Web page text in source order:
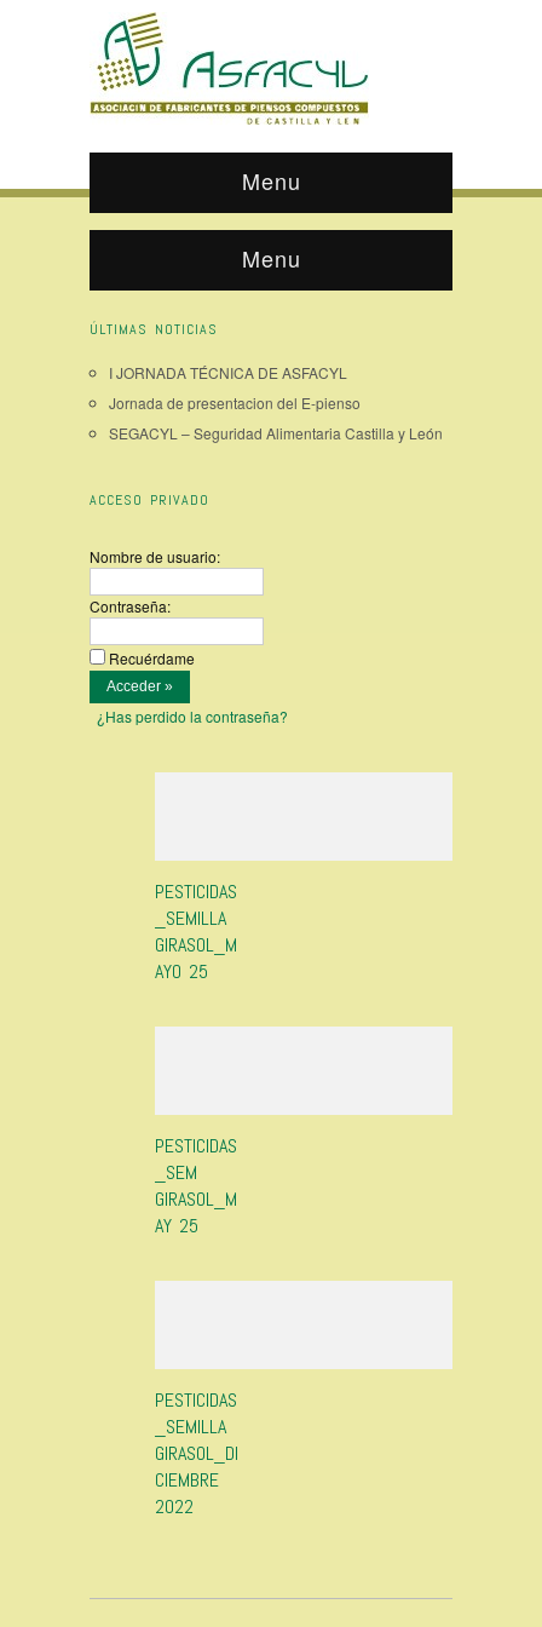
Menu
Menu
ÚLTIMAS NOTICIAS
I JORNADA TÉCNICA DE ASFACYL
Jornada de presentacion del E-pienso
SEGACYL – Seguridad Alimentaria Castilla y León
ACCESO PRIVADO
Nombre de usuario:
Contraseña:
Recuérdame
¿Has perdido la contraseña?
PESTICIDAS
_SEMILLA
GIRASOL_M
AYO 25
PESTICIDAS
_SEM
GIRASOL_M
AY 25
PESTICIDAS
_SEMILLA
GIRASOL_DI
CIEMBRE
2022